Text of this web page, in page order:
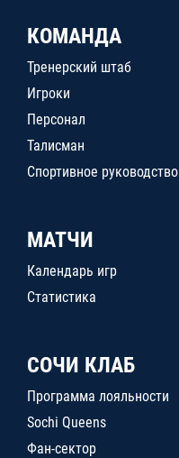
КОМАНДА
Тренерский штаб
Игроки
Персонал
Талисман
Спортивное руководство
МАТЧИ
Календарь игр
Статистика
СОЧИ КЛАБ
Программа лояльности
Sochi Queens
Фан-сектор